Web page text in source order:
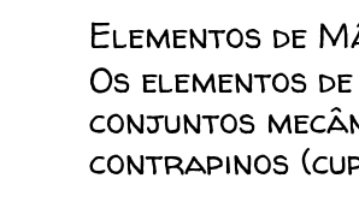
Elementos de
Os elementos
conjuntos
contrapinos